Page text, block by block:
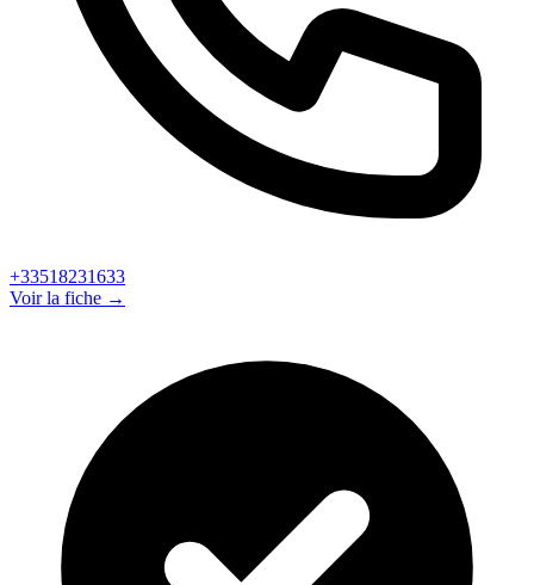
+33518231633
Voir la fiche →